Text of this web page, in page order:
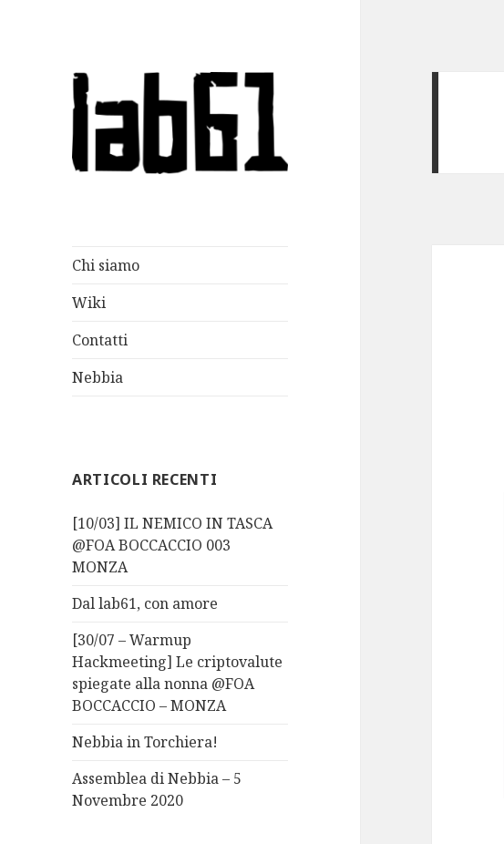
Chi siamo
Wiki
Contatti
Nebbia
ARTICOLI RECENTI
[10/03] IL NEMICO IN TASCA
@FOA BOCCACCIO 003
MONZA
Dal lab61, con amore
[30/07 – Warmup
Hackmeeting] Le criptovalute
spiegate alla nonna @FOA
BOCCACCIO – MONZA
Nebbia in Torchiera!
Assemblea di Nebbia – 5
Novembre 2020